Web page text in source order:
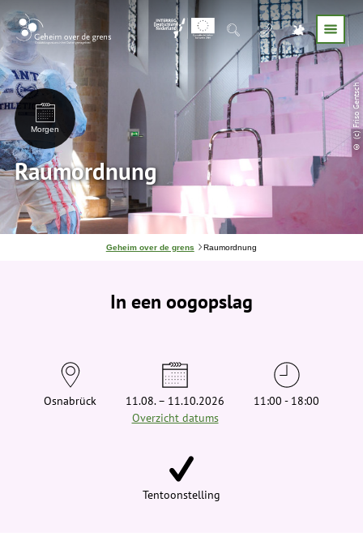
© (c) Friso Gentsch
Morgen
Raumordnung
J
Geheim over de grens Raumordnung
In een oogopslag
Osnabrück
11.08. – 11.10.2026
Overzicht datums
11:00 - 18:00
Tentoonstelling